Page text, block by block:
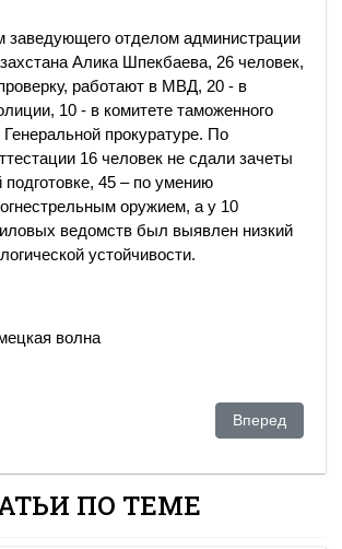
заведующего отделом администрации
Алика Шпекбаева, 26 человек,
работают в МВД, 20 - в
10 - в комитете таможенного
Генеральной прокуратуре. По
16 человек не сдали зачеты
подготовке, 45 – по умению
оружием, а у 10
ведомств был выявлен низкий
устойчивости.
волна
провели предупредительную
Следующий:
Вперед
ПО ТЕМЕ